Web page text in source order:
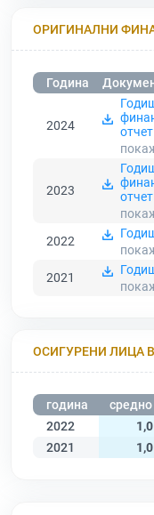
ОРИГИНАЛНИ
Година
2024
отчет
2023
отчет
2022
2021
ОСИГУРЕНИ ЛИЦА
година средно
2022
1,0
2021
1,0